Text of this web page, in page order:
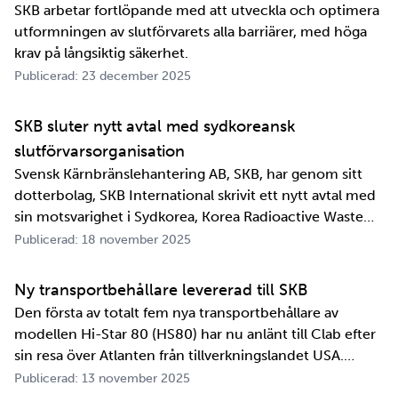
SKB arbetar fortlöpande med att utveckla och optimera
utformningen av slutförvarets alla barriärer, med höga
krav på långsiktig säkerhet.
Publicerad: 23 december 2025
SKB sluter nytt avtal med sydkoreansk
slutförvarsorganisation
Svensk Kärnbränslehantering AB, SKB, har genom sitt
dotterbolag, SKB International skrivit ett nytt avtal med
sin motsvarighet i Sydkorea, Korea Radioactive Waste
Agency, KORAD. Avtalet, som är ett så kallat
samarbetet mellan de två organisationerna. …
Publicerad: 18 november 2025
Ny transportbehållare levererad till SKB
Den första av totalt fem nya transportbehållare av
modellen Hi-Star 80 (HS80) har nu anlänt till Clab efter
sin resa över Atlanten från tillverkningslandet USA.
Innan transportbehållaren kan bli en del av SKB:s
Publicerad: 13 november 2025